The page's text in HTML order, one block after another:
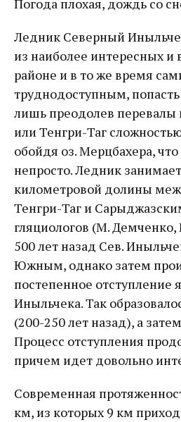
Погода плохая, дождь со
Ледник Северный
из наиболее интересных и
районе и в то же время
труднодоступным,
лишь преодолев перевалы
или Тенгри-Таг
обойдя оз. Мерцбахера,
непросто. Ледник
километровой долины
Тенгри-Таг и
гляциологов (М. Демченко,
500 лет назад Сев.
Южным, однако затем
постепенное отступление
Иныльчека. Так
(200-250 лет назад), а
Процесс отступления
причем идет довольно
Современная
км, из которых 9 км